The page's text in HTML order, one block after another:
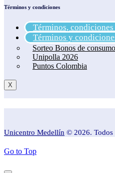
Términos y condiciones
Términos,
Términos y
Sorteo Bonos de consumo
Unipolla 2026
Puntos Colombia
X
Unicentro Medellín © 2026. Todos
Go to Top